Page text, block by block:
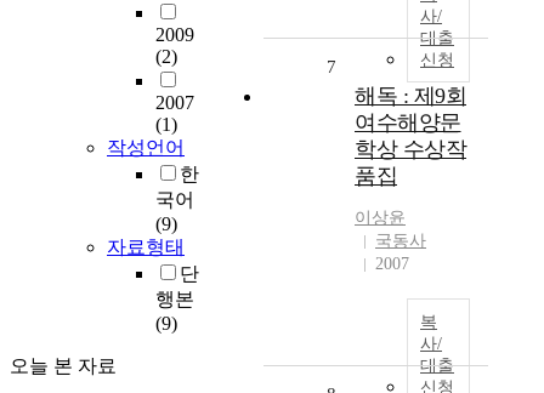
2009
(2)
2007
(1)
작성언어
한
국어
(9)
자료형태
단
행본
(9)
오늘 본 자료
사/
대출
신청
7
해독 : 제9회
여수해양문
학상 수상작
품집
이상윤
국동사
2007
복
사/
대출
신청